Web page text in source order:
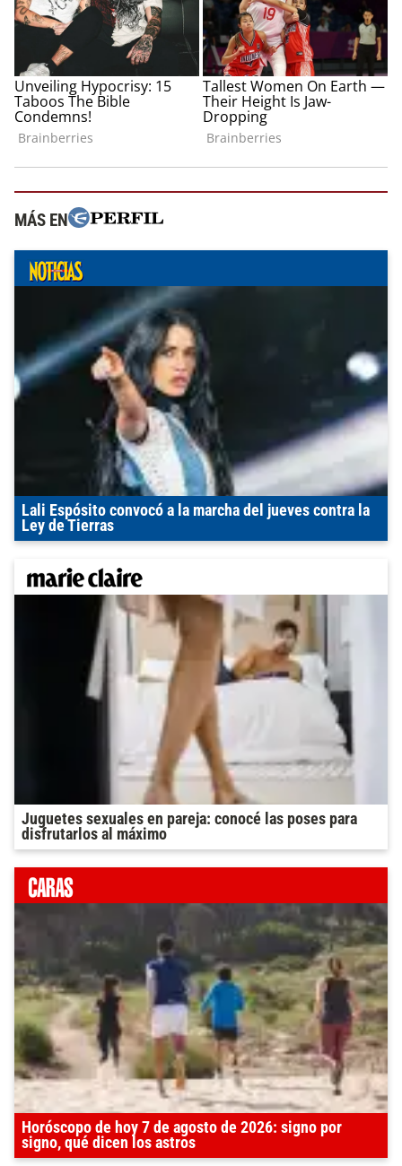
MÁS EN
Lali Espósito convocó a la marcha del jueves contra la
Ley de Tierras
Juguetes sexuales en pareja: conocé las poses para
disfrutarlos al máximo
Horóscopo de hoy 7 de agosto de 2026: signo por
signo, qué dicen los astros